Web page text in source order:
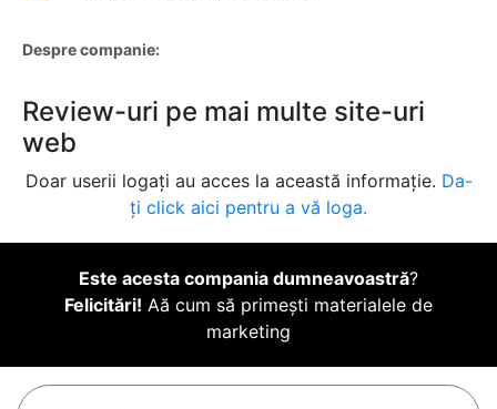
Despre companie:
Review-uri pe mai multe site-uri
web
Doar userii logați au acces la această informație. Da-
ți click aici pentru a vă loga.
Este acesta compania dumneavoastră?
Felicitări! Aă cum să primești materialele de
marketing